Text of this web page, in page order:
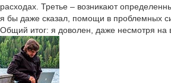
расходах. Третье – возникают
я бы даже сказал, помощи в проблемных
Общий итог: я доволен, даже несмотря на